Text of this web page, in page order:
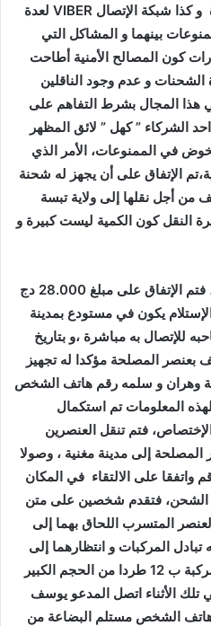
كذا شبكة الإتصال VIBER لعدة
بينهما و المشاكل التي
كون المصالح الأمنية أطاحت
و عدم وجود الناقلین
المجال بشرط التفاهم على
الشركاء ” كهل ” لائق المظهر
يخوض في الممنوعات، الأمر الذي
الإتفاق على أن يجهز له شحنة
أجل نقلها إلى ولاية تبسة
النقل كون الكمية ليست كبيرة و
العملية سوف يزيد له في السعر، فتم الإتفاق على مبلغ 28.000 دج
الإستلام يكون في مستودع بمدينة
للإتصال به مباشرة ،و بتاريخ
يوسف بعنصر المصلحة مؤكدا له تجهيز
وهران و سلمه رقم هاتف الشخص
المعلومات تم استكمال
فتم تنقل العنصرين
المصلحة إلى مدينة مغنية ، وصولا
واتفقا على الالتقاء في المكان
الشحن، فتقدم شخصين على متن
المتسرب اللحاق بهما إلى
المركبات و انتظارهما إلى
غاية رجوعهما و فعلا تم تجهيز المركبة ب 12 طردا من الحجم الكبير
تلك الأثناء اتصل المدعو يوسف
الشخص مستلم البضاعة من